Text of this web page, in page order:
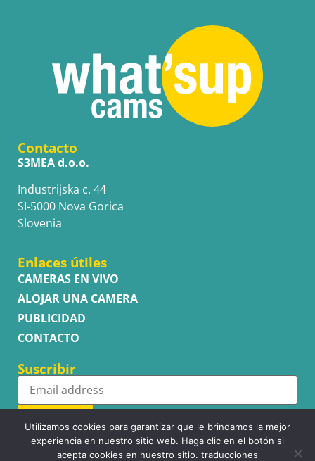
Contacto
S3MEA d.o.o.
Industrijska c. 44
SI-5000 Nova Gorica
Slovenia
Enlaces útiles
CAMERAS EN VIVO
ALOJAR UNA CAMERA
PUBLICIDAD
CONTACTO
Suscribir
Subscribe
Utilizamos cookies para garantizar que le brindamos la mejor
experiencia en nuestro sitio web. Haga clic en el botón si
acepta cookies en nuestro sitio. traducciones